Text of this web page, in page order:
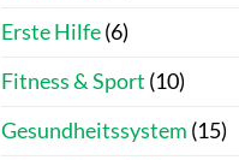
Erste Hilfe(6)
Fitness & Sport (10)
Gesundheitssystem (15)